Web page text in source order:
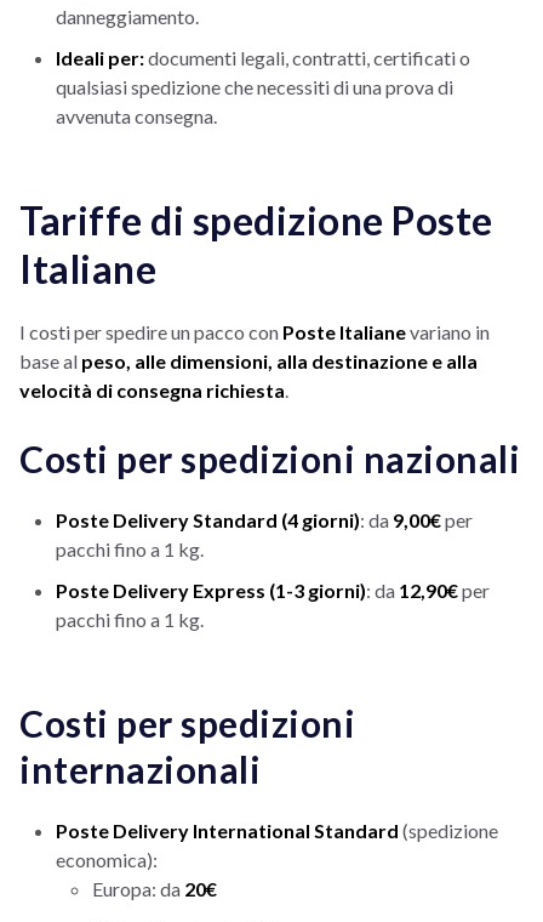
danneggiamento.
Ideali per:documenti legali, contratti, certificati o
qualsiasi spedizione che necessiti di una prova di
avvenuta consegna.
Tariffe di spedizione Poste
Italiane
I costi per spedire un pacco con Poste Italianevariano in
base al peso, alle dimensioni, alla destinazione e alla
velocità di consegna richiesta
Costi per spedizioni nazionali
Poste Delivery Standard (4 giorni): da 9,00€per
pacchi fino a 1 kg.
Poste Delivery Express (1-3 giorni): da 12,90€per
pacchi fino a 1 kg.
Costi per spedizioni
internazionali
Poste Delivery International Standard (spedizione
economica):
Europa: da 20€